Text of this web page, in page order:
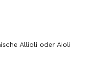
Allioli oder Aioli